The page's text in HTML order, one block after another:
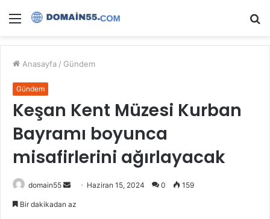
Menü
Anasayfa / Gündem
Gündem
Keşan Kent Müzesi Kurban
Bayramı boyunca
misafirlerini ağırlayacak
domain55
Bir
Haziran 15, 2024 0 159
Bir dakikadan az